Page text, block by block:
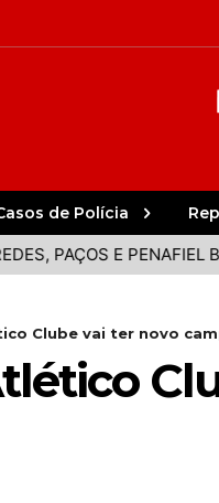
de Polícia
E PENAFIEL BEM
Clube vai ter novo